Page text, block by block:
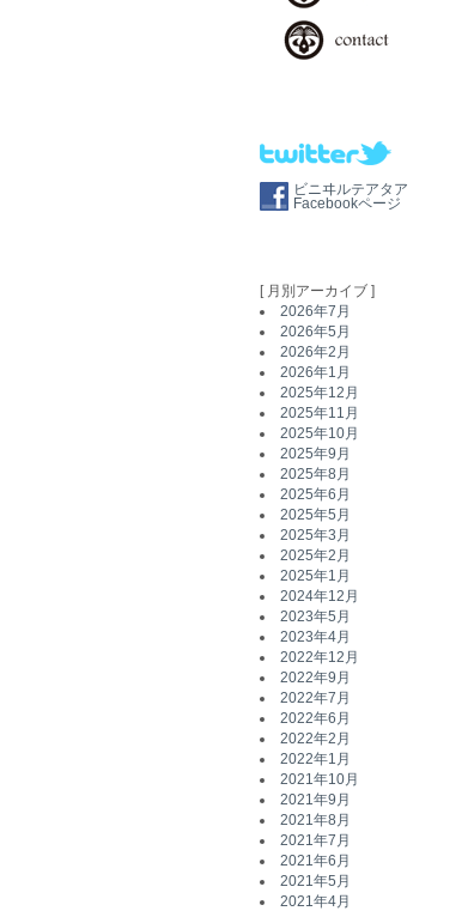
ビニヰルテアタア
Facebookページ
[ 月別アーカイブ ]
2026年7月
2026年5月
2026年2月
2026年1月
2025年12月
2025年11月
2025年10月
2025年9月
2025年8月
2025年6月
2025年5月
2025年3月
2025年2月
2025年1月
2024年12月
2023年5月
2023年4月
2022年12月
2022年9月
2022年7月
2022年6月
2022年2月
2022年1月
2021年10月
2021年9月
2021年8月
2021年7月
2021年6月
2021年5月
2021年4月